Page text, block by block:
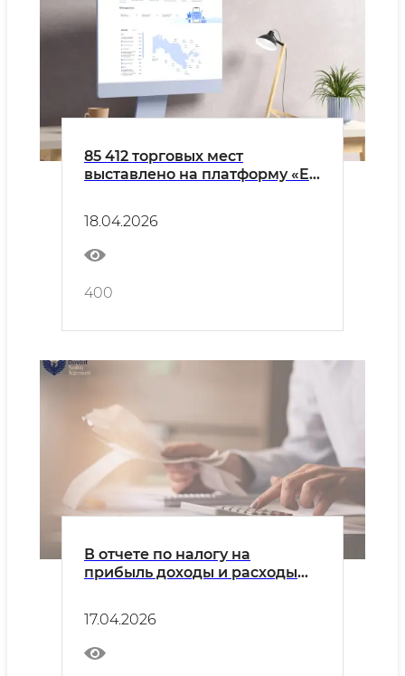
85 412 торговых мест
выставлено на платформу «E-
18.04.2026
400
В отчете по налогу на
прибыль доходы и расходы
17.04.2026